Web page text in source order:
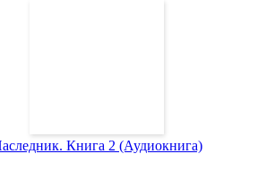
Книга 2 (Аудиокнига)